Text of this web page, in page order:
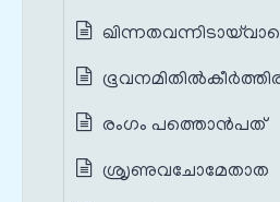
രംഗം പത്തൊൻപത്
ശ്രൃണുവചോമേതാത